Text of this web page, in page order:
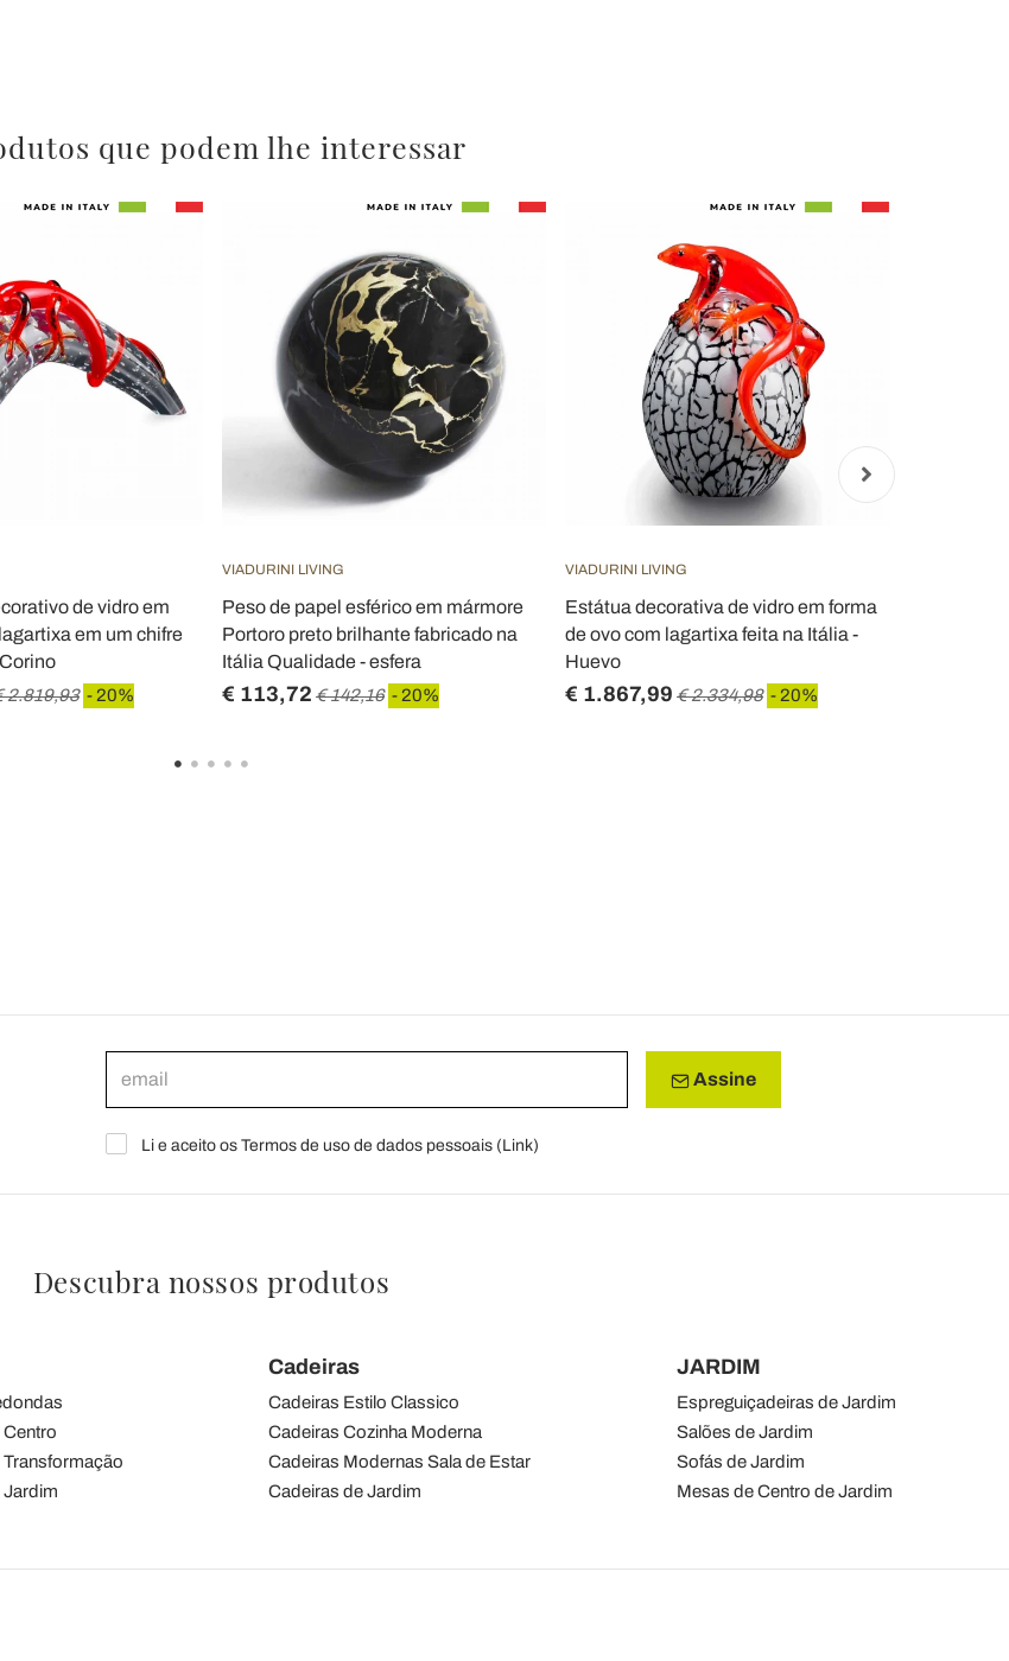
que podem lhe interessar
de vidro em
em um chifre
2.819,93 - 20%
VIADURINI LIVING
Peso de papel esférico em mármore
Portoro preto brilhante fabricado na
Itália Qualidade - esfera
€ 113,72 € 142,16 - 20%
VIADURINI LIVING
Estátua decorativa de vidro em forma
de ovo com lagartixa feita na Itália -
Huevo
€ 1.867,99 € 2.334,98 - 20%
Assine
Li e aceito os Termos de uso de dados pessoais (Link)
Descubra nossos produtos
Transformação
Jardim
Cadeiras
Cadeiras Estilo Classico
Cadeiras Cozinha Moderna
Cadeiras Modernas Sala de Estar
Cadeiras de Jardim
JARDIM
Espreguiçadeiras de Jardim
Salões de Jardim
Sofás de Jardim
Mesas de Centro de Jardim